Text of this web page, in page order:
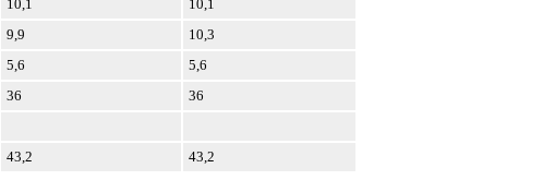
10,1
10,1
9,9
10,3
5,6
5,6
36
36
43,2 43,2